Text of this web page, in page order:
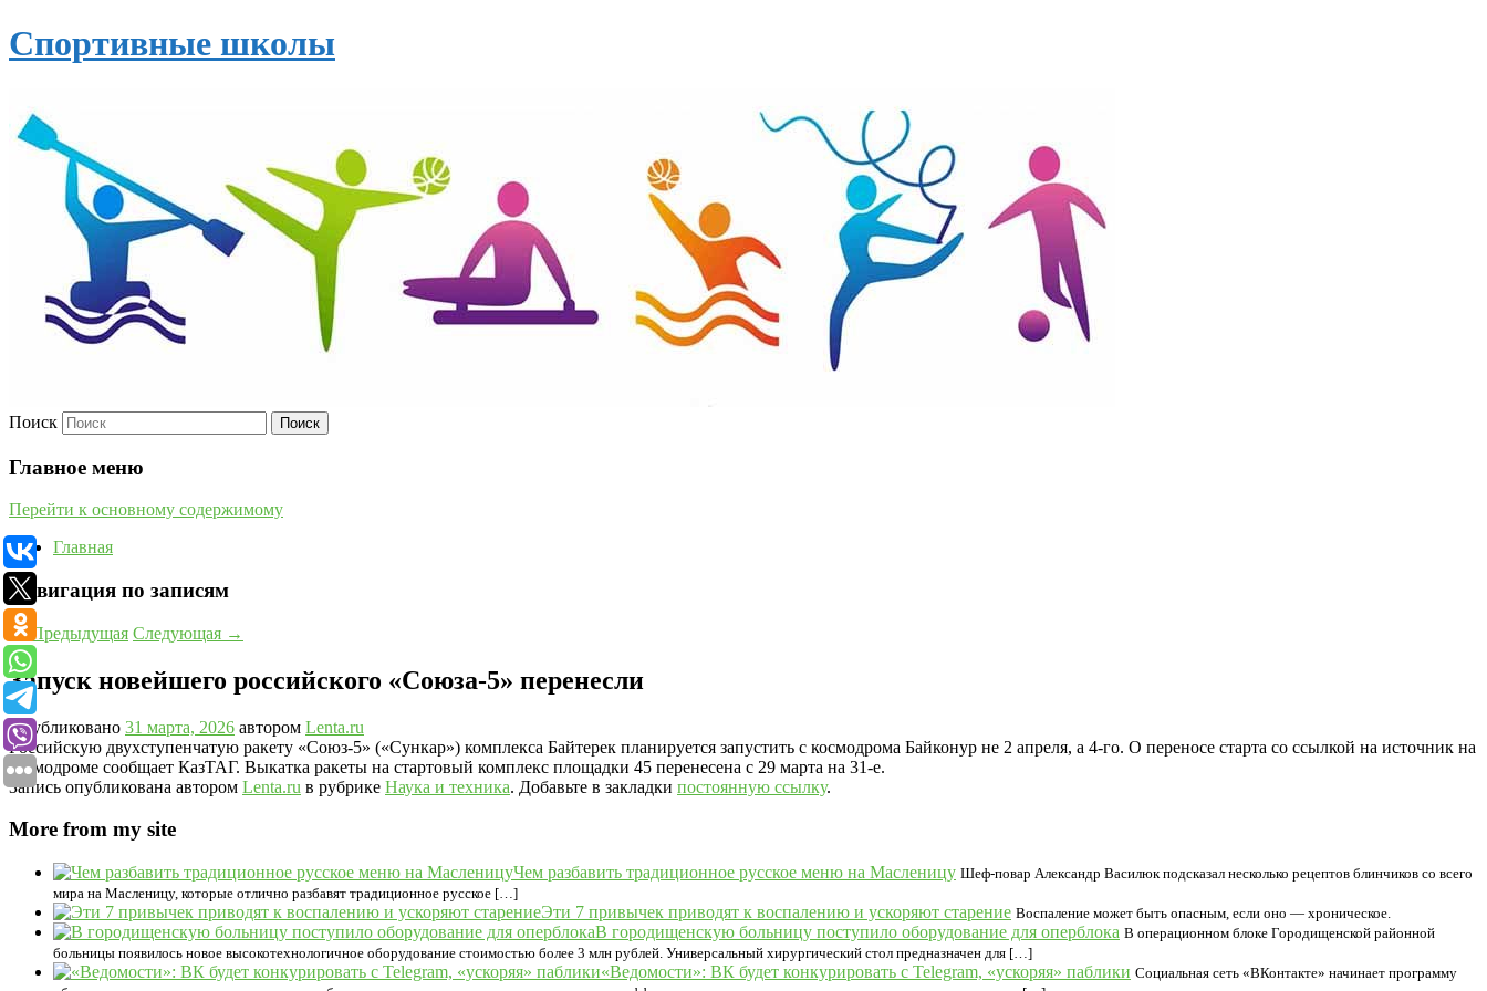
Спортивные школы
Поиск
Главное меню
Перейти к основному содержимому
Главная
Навигация по записям
←Предыдущая Следующая →
Запуск новейшего российского «Союза-5» перенесли
Опубликовано 31 марта, 2026 автором Lenta.ru
Российскую двухступенчатую ракету «Союз-5» («Сункар») комплекса Байтерек планируется запустить с космодрома Байконур не 2 апреля, а 4-го. О переносе старта со ссылкой на источник на
космодроме сообщает КазТАГ. Выкатка ракеты на стартовый комплекс площадки 45 перенесена с 29 марта на 31-е.
Запись опубликована автором Lenta.ru в рубрике Наука и техника. Добавьте в закладки постоянную ссылку.
More from my site
Чем разбавить традиционное русское меню на Масленицу Шеф-повар Александр Василюк подсказал несколько рецептов блинчиков со всего
мира на Масленицу, которые отлично разбавят традиционное русское […]
Эти 7 привычек приводят к воспалению и ускоряют старение Воспаление может быть опасным, если оно — хроническое.
В городищенскую больницу поступило оборудование для оперблока В операционном блоке Городищенской районной
больницы появилось новое высокотехнологичное оборудование стоимостью более 3 млн рублей. Универсальный хирургический стол предназначен для […]
«Ведомости»: ВК будет конкурировать с Telegram, «ускоряя» паблики Социальная сеть «ВКонтакте» начинает программу